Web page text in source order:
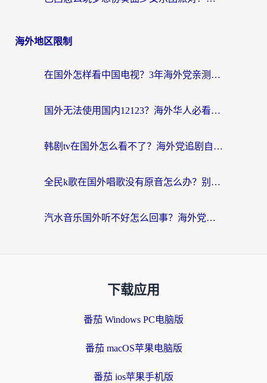
海外地区限制
在国外怎样看中国电视？3年海外党亲测有效的追剧加速器指南
国外无法使用国内12123？海外华人必看：选对回国加速器，解决迪拜语音+12123访问难题
韩剧tv在国外怎么看不了？海外党追剧自由的终极解决方案来了
全民k歌在国外唱歌没有原音怎么办？别让地域限制毁了你的麦霸时刻
汽水音乐国外听不好怎么回事？海外党亲测有效的回国加速方案来了
下载应用
番茄 Windows PC电脑版
番茄 macOS苹果电脑版
番茄 ios苹果手机版